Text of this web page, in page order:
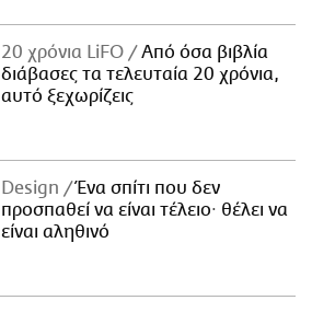
20 χρόνια LiFO
Από όσα βιβλία
διάβασες τα τελευταία 20 χρόνια,
αυτό ξεχωρίζεις
Design
Ένα σπίτι που δεν
προσπαθεί να είναι τέλειο· θέλει να
είναι αληθινό